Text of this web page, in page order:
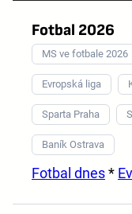
Fotbal 2026
MS ve fotbale 2026
Evropská liga
Sparta Praha
Baník Ostrava
Fotbal dnes*